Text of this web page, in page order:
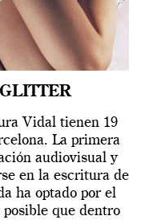
Vidal tienen 19
La primera
audiovisual y
en la escritura de
ha optado por el
que dentro